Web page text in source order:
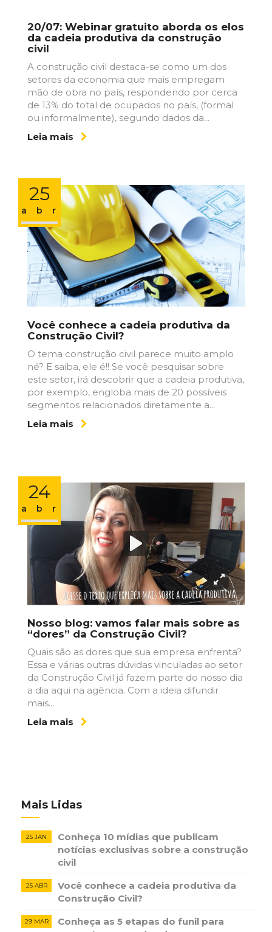
20/07: Webinar gratuito aborda os elos
da cadeia produtiva da construção
civil
A construção civil destaca-se como um dos
setores da economia que mais empregam
mão de obra no país, respondendo por cerca
de 13% do total de ocupados no país, (formal
ou informalmente), segundo dados da...
Leia mais
25
abr
Você conhece a cadeia produtiva da
Construção Civil?
O tema construção civil parece muito amplo
né? E saiba, ele é!! Se você pesquisar sobre
este setor, irá descobrir que a cadeia produtiva,
por exemplo, engloba mais de 20 possíveis
segmentos relacionados diretamente a...
Leia mais
24
abr
Nosso blog: vamos falar mais sobre as
“dores” da Construção Civil?
Quais são as dores que sua empresa enfrenta?
Essa e várias outras dúvidas vinculadas ao setor
da Construção Civil já fazem parte do nosso dia
a dia aqui na agência. Com a ideia difundir
mais...
Leia mais
Mais Lidas
25 JAN
Conheça 10 mídias que publicam
notícias ​exclusivas sobre​ ​a construção​ ​
civil
25 ABR
Você conhece a cadeia produtiva da
Construção Civil?
29 MAR
Conheça as 5 etapas do funil para